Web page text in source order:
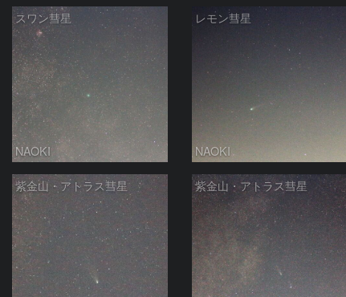
スワン彗星
NAOKI
レモン彗星
NAOKI
紫金山・アトラス彗星 紫金山・アトラス彗星